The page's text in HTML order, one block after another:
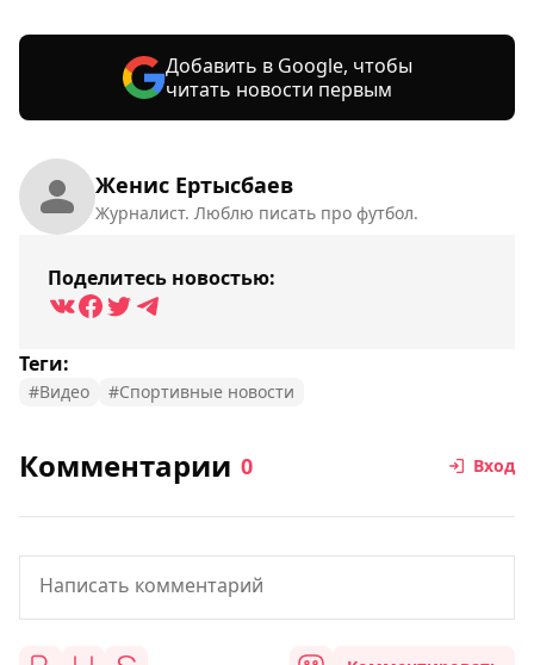
Женис Ертысбаев
Журналист. Люблю писать про футбол.
Поделитесь новостью:
Теги:
#Видео #Спортивные новости
Добавить в Google, чтобы
читать новости первым
Комментарии 0 Вход